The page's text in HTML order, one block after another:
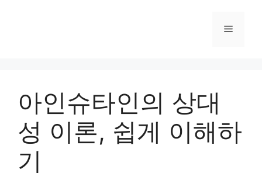
메
아인슈타인의 상대
성 이론, 쉽게 이해하
기